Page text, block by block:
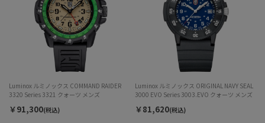
Luminox ルミノックス COMMAND RAIDER
3320 Series 3321 クォーツ メンズ
￥91,300(税込)
Luminox ルミノックス ORIGINAL NAVY SEAL
3000 EVO Series 3003.EVO クォーツ メンズ
￥81,620(税込)